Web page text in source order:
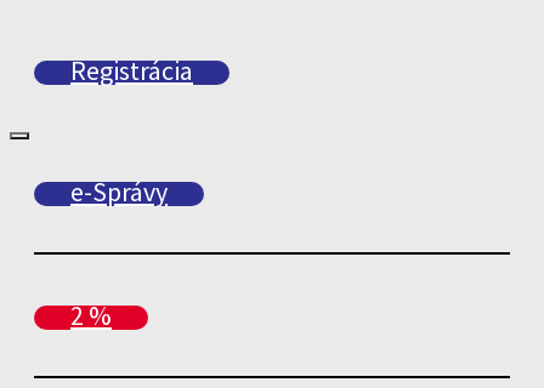
Registrácia
e-Správy
2 %